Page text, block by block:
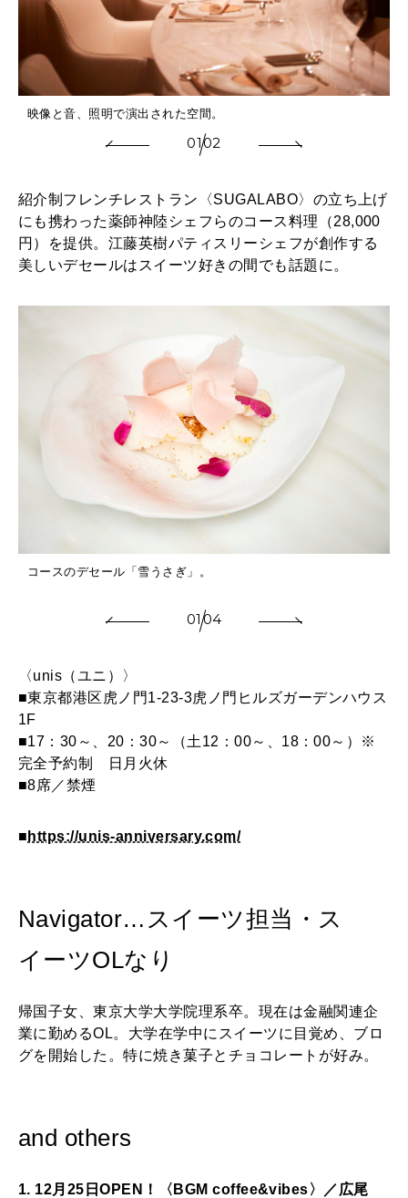
映像と音、照明で演出された空間。
0102
紹介制フレンチレストラン〈SUGALABO〉の立ち上げ
にも携わった薬師神陸シェフらのコース料理（28,000
円）を提供。江藤英樹パティスリーシェフが創作する
美しいデセールはスイーツ好きの間でも話題に。
コースのデセール「雪うさぎ」。
0104
〈unis（ユニ）〉
■東京都港区虎ノ門1-23-3虎ノ門ヒルズガーデンハウス
1F
■17：30～、20：30～（土12：00～、18：00～）※
完全予約制 日月火休
■8席／禁煙
■ https://unis-anniversary.com/
Navigator…スイーツ担当・ス
イーツOLなり
帰国子女、東京大学大学院理系卒。現在は金融関連企
業に勤めるOL。大学在学中にスイーツに目覚め、ブロ
グを開始した。特に焼き菓子とチョコレートが好み。
and others
1. 12月25日OPEN！〈BGM coffee&vibes〉／広尾